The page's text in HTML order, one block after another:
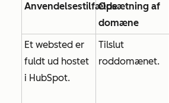
AnvendelsestilfældeOpsætning af
domæne
Et websted er
fuldt ud hostet
i HubSpot.
Tilslut
roddomænet.